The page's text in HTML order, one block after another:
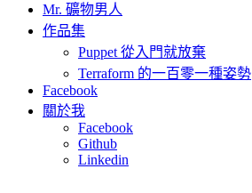
Mr. 礦物男人
作品集
Puppet 從入門就放棄
Terraform 的一百零一種姿勢
Facebook
關於我
Facebook
Github
Linkedin